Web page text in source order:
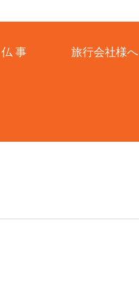
仏 事 旅行会社様へ